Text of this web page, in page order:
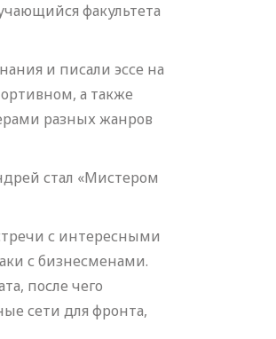
факультета
и писали эссе на
а также
разных жанров
стал «Мистером
с интересными
с бизнесменами.
после чего
сети для фронта,